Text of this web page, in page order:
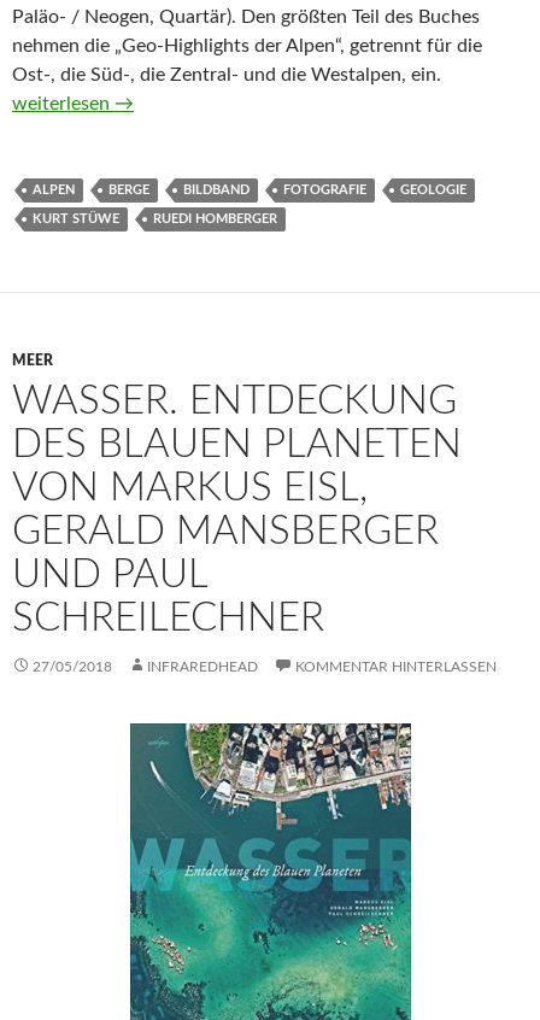
Paläo- / Neogen, Quartär). Den größten Teil des Buches
nehmen die „Geo-Highlights der Alpen“, getrennt für die
Ost-, die Süd-, die Zentral- und die Westalpen, ein.
Die Geologie der Alpen aus der Luft von Kurt Stüwe und
weiterlesen →
ALPEN BERGE BILDBAND FOTOGRAFIE GEOLOGIE
KURT STÜWE RUEDI HOMBERGER
MEER
WASSER. ENTDECKUNG
DES BLAUEN PLANETEN
VON MARKUS EISL,
GERALD MANSBERGER
UND PAUL
SCHREILECHNER
27/05/2018 INFRAREDHEAD KOMMENTAR HINTERLASSEN